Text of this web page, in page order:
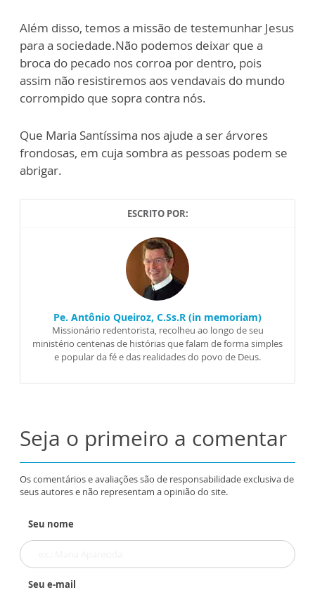
Além disso, temos a missão de testemunhar Jesus
para a sociedade.Não podemos deixar que a
broca do pecado nos corroa por dentro, pois
assim não resistiremos aos vendavais do mundo
corrompido que sopra contra nós.
Que Maria Santíssima nos ajude a ser árvores
frondosas, em cuja sombra as pessoas podem se
abrigar.
ESCRITO POR:
Pe. Antônio Queiroz, C.Ss.R (in memoriam)
Missionário redentorista, recolheu ao longo de seu
ministério centenas de histórias que falam de forma simples
e popular da fé e das realidades do povo de Deus.
Seja o primeiro a comentar
Os comentários e avaliações são de responsabilidade exclusiva de
seus autores e não representam a opinião do site.
Seu nome
Seu e-mail